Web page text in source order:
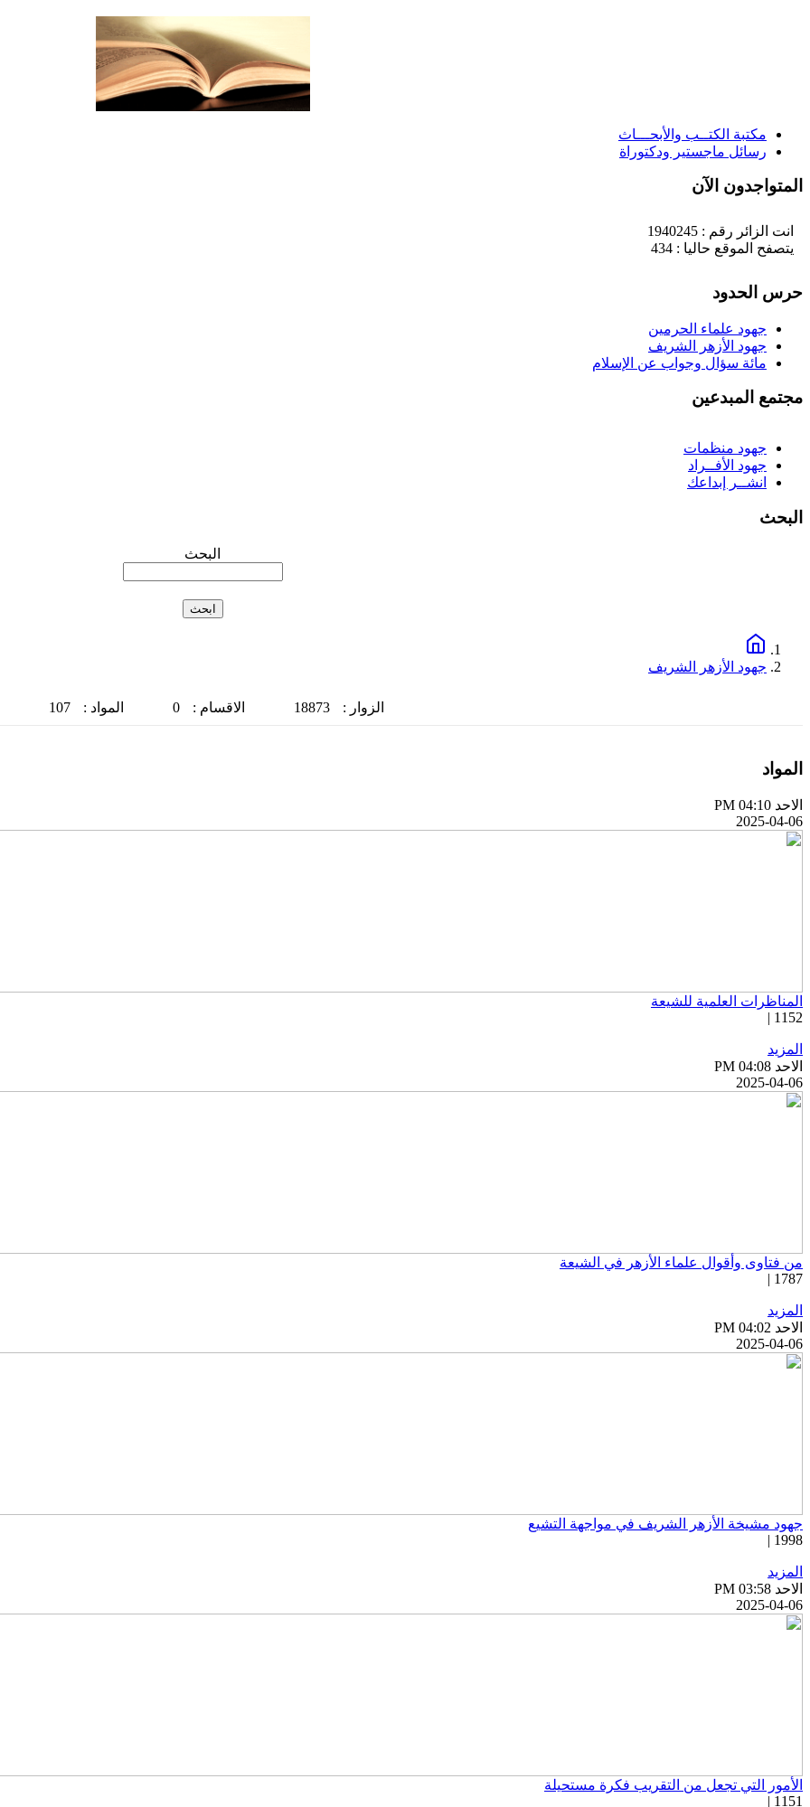
مكتبة الكتــب والأبحـــاث
رسائل ماجستير ودكتوراة
المتواجدون الآن
انت الزائر رقم : 1940245
يتصفح الموقع حاليا : 434
حرس الحدود
جهود علماء الحرمين
جهود الأزهر الشريف
مائة سؤال وجواب عن الإسلام
مجتمع المبدعين
جهود منظمات
جهود الأفــراد
انشــر إبداعك
البحث
البحث
جهود الأزهر الشريف
الزوار : 18873 الاقسام : 0 المواد :
107
المواد
الاحد PM 04:10
2025-04-06
المناظرات العلمية للشيعة
1152 |
المزيد
الاحد PM 04:08
2025-04-06
من فتاوى وأقوال علماء الأزهر في الشيعة
1787 |
المزيد
الاحد PM 04:02
2025-04-06
جهود مشيخة الأزهر الشريف في مواجهة التشيع
1998 |
المزيد
الاحد PM 03:58
2025-04-06
الأمور التي تجعل من التقريب فكرة مستحيلة
1151 |